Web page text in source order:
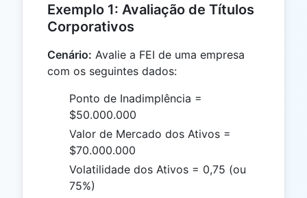
Exemplo 1: Avaliação de Títulos
Corporativos
Cenário: Avalie a FEI de uma empresa
com os seguintes dados:
Ponto de Inadimplência =
$50.000.000
Valor de Mercado dos Ativos =
$70.000.000
Volatilidade dos Ativos = 0,75 (ou
75%)